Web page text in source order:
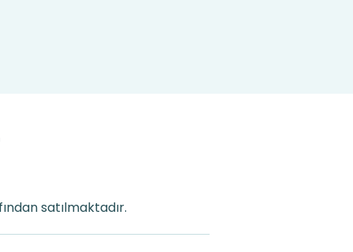
satılmaktadır.